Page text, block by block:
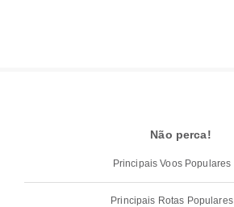
Não perca!
Principais Voos Populares
Principais Rotas Populares